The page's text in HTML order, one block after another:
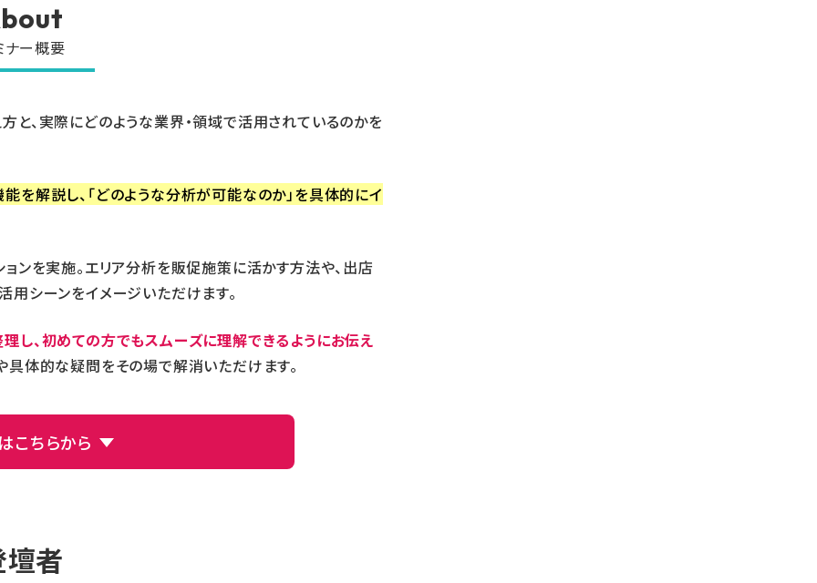
ナー概要
、実際にどのような業界・領域で活用されているのかを
解説し、「どのような分析が可能なのか」を具体的にイ
ンを実施。エリア分析を販促施策に活かす方法や、出店
用シーンをイメージいただけます。
し、初めての方でもスムーズに理解できるようにお伝え
体的な疑問をその場で解消いただけます。
こちらから
壇者